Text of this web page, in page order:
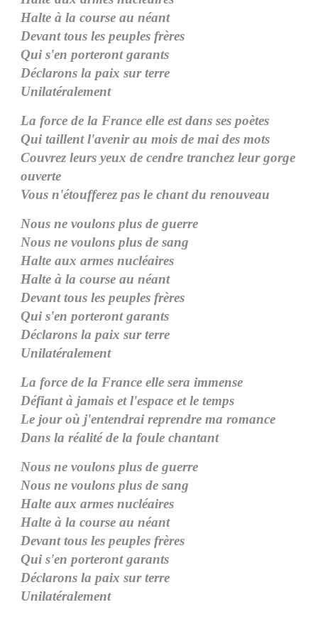
Halte à la course au néant
Devant tous les peuples frères
Qui s'en porteront garants
Déclarons la paix sur terre
Unilatéralement
La force de la France elle est dans ses poètes
Qui taillent l'avenir au mois de mai des mots
Couvrez leurs yeux de cendre tranchez leur gorge
ouverte
Vous n'étoufferez pas le chant du renouveau
Nous ne voulons plus de guerre
Nous ne voulons plus de sang
Halte aux armes nucléaires
Halte à la course au néant
Devant tous les peuples frères
Qui s'en porteront garants
Déclarons la paix sur terre
Unilatéralement
La force de la France elle sera immense
Défiant à jamais et l'espace et le temps
Le jour où j'entendrai reprendre ma romance
Dans la réalité de la foule chantant
Nous ne voulons plus de guerre
Nous ne voulons plus de sang
Halte aux armes nucléaires
Halte à la course au néant
Devant tous les peuples frères
Qui s'en porteront garants
Déclarons la paix sur terre
Unilatéralement